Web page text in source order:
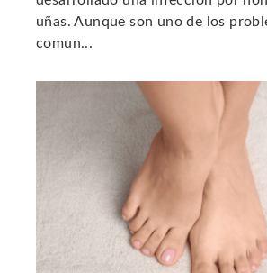
uñas. Aunque son uno de los
comun...